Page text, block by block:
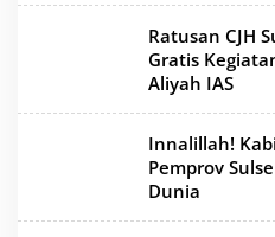
Ratusan CJH
Gratis
Aliyah IAS
Innalillah!
Pemprov
Dunia